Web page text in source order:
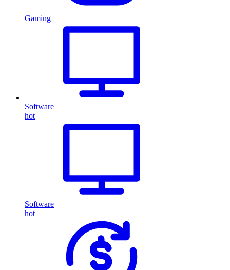
Gaming
Software
hot
Software
hot